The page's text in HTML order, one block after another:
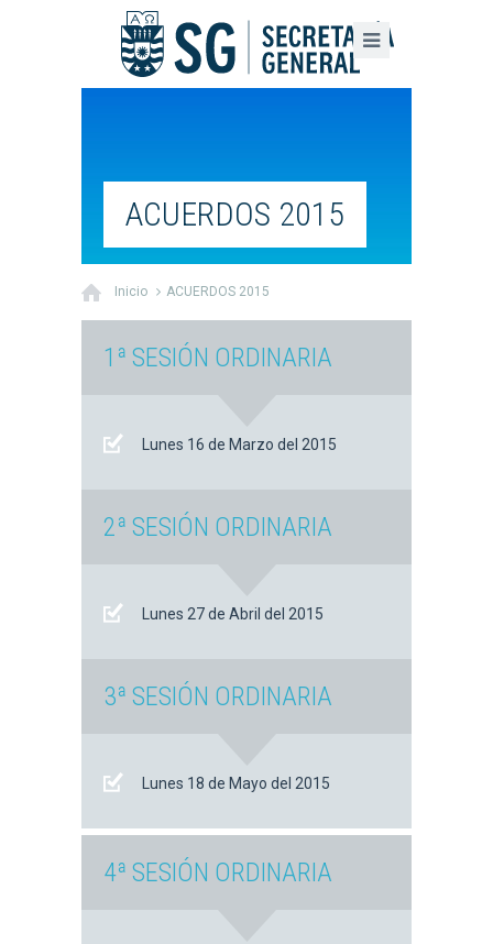
ACUERDOS 2015
Inicio ACUERDOS 2015
1ª SESIÓN ORDINARIA
Lunes 16 de Marzo del 2015
2ª SESIÓN ORDINARIA
Lunes 27 de Abril del 2015
3ª SESIÓN ORDINARIA
Lunes 18 de Mayo del 2015
4ª SESIÓN ORDINARIA